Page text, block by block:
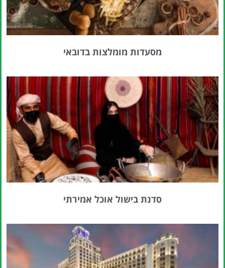
מסעדות מומלצות בדובאי
סדנת בישול אוכל אמירתי